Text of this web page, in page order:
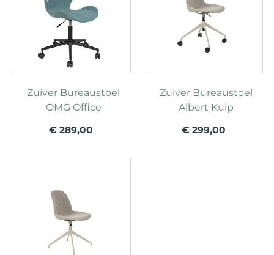
Zuiver Bureaustoel
OMG Office
€ 289,00
Zuiver Bureaustoel
Albert Kuip
€ 299,00